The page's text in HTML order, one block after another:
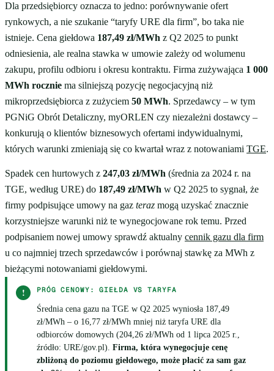
Dla przedsiębiorcy oznacza to jedno: porównywanie ofert
rynkowych, a nie szukanie “taryfy URE dla firm”, bo taka nie
istnieje. Cena giełdowa 187,49 zł/MWh z Q2 2025 to punkt
odniesienia, ale realna stawka w umowie zależy od wolumenu
zakupu, profilu odbioru i okresu kontraktu. Firma zużywająca 1 000
MWh rocznie ma silniejszą pozycję negocjacyjną niż
mikroprzedsiębiorca z zużyciem 50 MWh. Sprzedawcy – w tym
PGNiG Obrót Detaliczny, myORLEN czy niezależni dostawcy –
konkurują o klientów biznesowych ofertami indywidualnymi,
których warunki zmieniają się co kwartał wraz z notowaniami TGE.
Spadek cen hurtowych z 247,03 zł/MWh (średnia za 2024 r. na
TGE, według URE) do 187,49 zł/MWh w Q2 2025 to sygnał, że
firmy podpisujące umowy na gaz teraz mogą uzyskać znacznie
korzystniejsze warunki niż te wynegocjowane rok temu. Przed
podpisaniem nowej umowy sprawdź aktualny cennik gazu dla firm
u co najmniej trzech sprzedawców i porównaj stawkę za MWh z
bieżącymi notowaniami giełdowymi.
! PRÓG CENOWY: GIEŁDA VS TARYFA
Średnia cena gazu na TGE w Q2 2025 wyniosła 187,49
zł/MWh – o 16,77 zł/MWh mniej niż taryfa URE dla
odbiorców domowych (204,26 zł/MWh od 1 lipca 2025 r.,
źródło: URE/gov.pl). Firma, która wynegocjuje cenę
zbliżoną do poziomu giełdowego, może płacić za sam gaz